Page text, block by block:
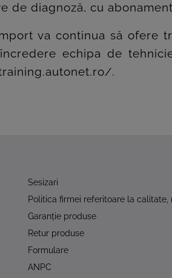
de diagnoză, cu
va continua să
echipa de
.
Sesizari
Politica firmei referitoare la calitate,
Garanţie produse
Retur produse
Formulare
ANPC